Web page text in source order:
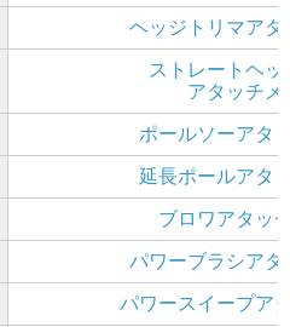
ヘッジトリマアタ
ストレートヘッ
アタッチメ
ポールソーアタ
延長ポールアタ
ブロワアタッ
パワーブラシアタ
パワースイープア